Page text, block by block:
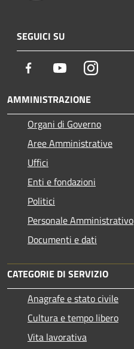
SEGUICI SU
Facebook YoutubeInstagram
AMMINISTRAZIONE
Organi di Governo
Aree Amministrative
Uffici
Enti e fondazioni
Politici
Personale Amministrativo
Documenti e dati
CATEGORIE DI SERVIZIO
Anagrafe e stato civile
Cultura e tempo libero
Vita lavorativa